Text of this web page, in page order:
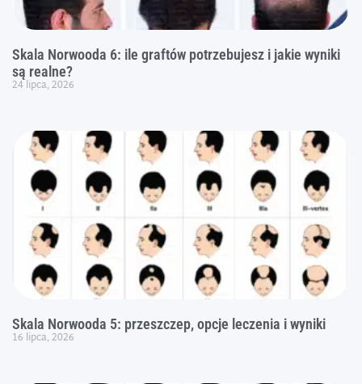
Skala Norwooda 6: ile graftów potrzebujesz i jakie wyniki
są realne?
24 lipca, 2026
Skala Norwooda 5: przeszczep, opcje leczenia i wyniki
16 lipca, 2026